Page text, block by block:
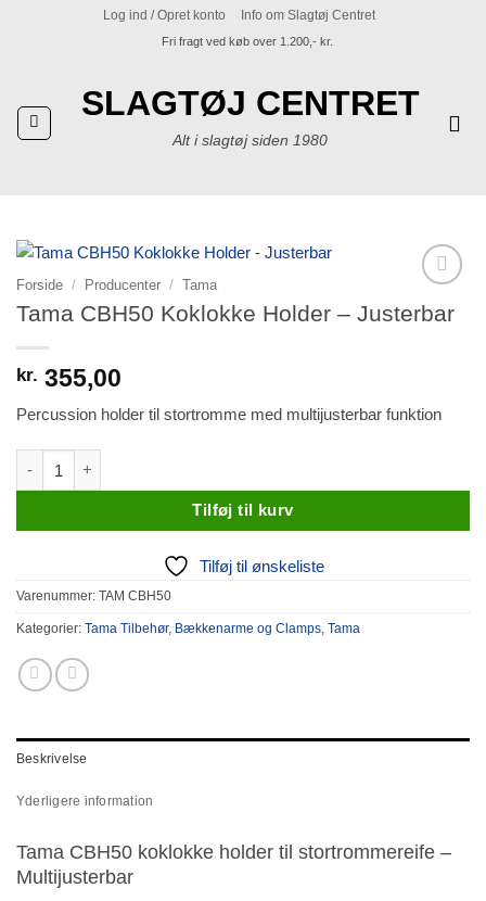
Log ind / Opret konto Info om Slagtøj Centret
Fri fragt ved køb over 1.200,- kr.
SLAGTØJ CENTRET
Alt i slagtøj siden 1980
Tilføj til
ønskeliste
Forside / Producenter / Tama
Tama CBH50 Koklokke Holder – Justerbar
kr. 355,00
Percussion holder til stortromme med multijusterbar funktion
Tilføj til kurv
Tilføj til ønskeliste
Varenummer: TAM CBH50
Kategorier: Tama Tilbehør, Bækkenarme og Clamps Tama
Beskrivelse
Yderligere information
Tama CBH50 koklokke holder til stortrommereife –
Multijusterbar